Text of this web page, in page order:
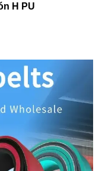
H PU